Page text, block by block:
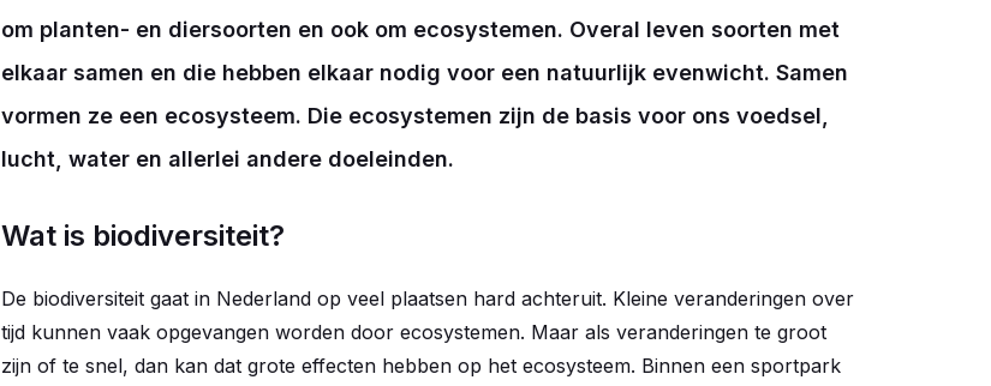
om planten- en diersoorten en ook om ecosystemen. Overal leven soorten met
elkaar samen en die hebben elkaar nodig voor een natuurlijk evenwicht. Samen
vormen ze een ecosysteem. Die ecosystemen zijn de basis voor ons voedsel,
lucht, water en allerlei andere doeleinden.
Wat is biodiversiteit?
De biodiversiteit gaat in Nederland op veel plaatsen hard achteruit. Kleine veranderingen over
tijd kunnen vaak opgevangen worden door ecosystemen. Maar als veranderingen te groot
zijn of te snel, dan kan dat grote effecten hebben op het ecosysteem. Binnen een sportpark